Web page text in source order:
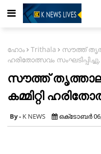
ഹോം Trithala
സൗത്ത്
ഹരിതോത്സവം സംഘടിപ്പിച്ചു,
സൗത്ത്
കമ്മിറ്റി
K NEWS ഒക്‌ടോബർ 06,